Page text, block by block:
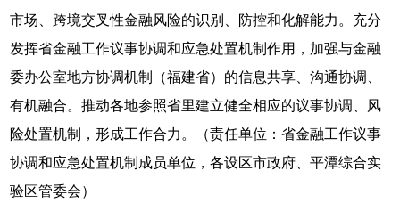
市场、跨境交叉性金融风险的识别、防控和化解能力。充分
发挥省金融工作议事协调和应急处置机制作用，加强与金融
委办公室地方协调机制（福建省）的信息共享、沟通协调、
有机融合。推动各地参照省里建立健全相应的议事协调、风
险处置机制，形成工作合力。（责任单位：省金融工作议事
协调和应急处置机制成员单位，各设区市政府、平潭综合实
验区管委会）